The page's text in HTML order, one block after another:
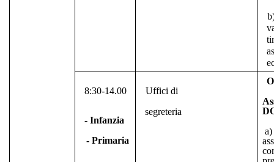
8:30-14.00
-Infanzia
-Primaria
Uffici di
segreteria